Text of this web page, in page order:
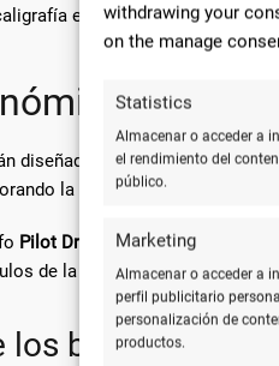
withdrawing your
on the manage
Statistics
Almacenar o acceder a
el rendimiento del
público.
Marketing
Almacenar o acceder a
perfil publicitario
personalización de
productos.
es una decisión
diseñados para ofrecer mayor
la precisión.
Pilot Dr. Grip, conocido por su
de la mano.
bolígrafos